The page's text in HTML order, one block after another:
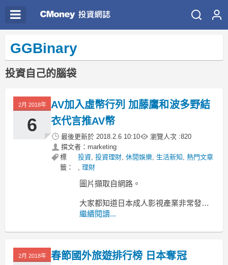
GGBinary
投資自己的腦袋
2月 2018年
6
AV加入虛幣行列 加藤鷹和波多野結
衣代言推AV幣
最後更新於 2018.2.6 10:10 瀏覽人次 :820
撰文者：marketing
標
籤：
投資, 投資理財, 休閒娛樂, 生活新知 , 熱門文章
, 理財
圖片擷取自網路。
大家都知道日本成人影視產業非常發
達，規模大概能媲美演藝圈，也被稱為
經有長達三十年的歷史，雖然逐漸萎
波新熱潮！
繼續閱讀...
2月 2018年 春節國外旅遊排行榜 日本奪冠